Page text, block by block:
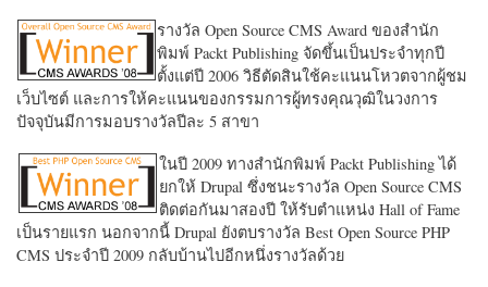
รางวัล Open Source CMS Award ของสำนัก
พิมพ์ Packt Publishing จัดขึ้นเป็นประจำทุกปี
ตั้งแต่ปี 2006 วิธีตัดสินใช้คะแนนโหวตจากผู้ชม
เว็บไซต์ และการให้คะแนนของกรรมการผู้ทรงคุณวุฒิในวงการ
ปัจจุบันมีการมอบรางวัลปีละ 5 สาขา
ในปี 2009 ทางสำนักพิมพ์ Packt Publishing ได้
ยกให้ Drupal ซึ่งชนะรางวัล Open Source CMS
ติดต่อกันมาสองปี ให้รับตำแหน่ง Hall of Fame
เป็นรายแรก นอกจากนี้ Drupal ยังตบรางวัล Best Open Source PHP
CMS ประจำปี 2009 กลับบ้านไปอีกหนึ่งรางวัลด้วย